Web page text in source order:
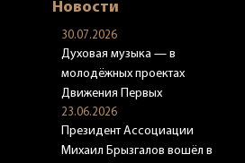
Новости
30.07.2026
Духовая музыка — в
молодёжных проектах
Движения Первых
23.06.2026
Президент Ассоциации
Михаил Брызгалов вошёл в